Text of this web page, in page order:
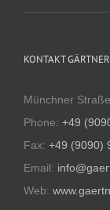
KONTAKT
Münchner
Phone: +49
Fax: +49 (9090)
Email:
Web: